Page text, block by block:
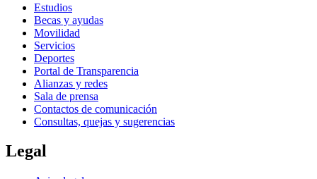
Estudios
Becas y ayudas
Movilidad
Servicios
Deportes
Portal de Transparencia
Alianzas y redes
Sala de prensa
Contactos de comunicación
Consultas, quejas y sugerencias
Legal